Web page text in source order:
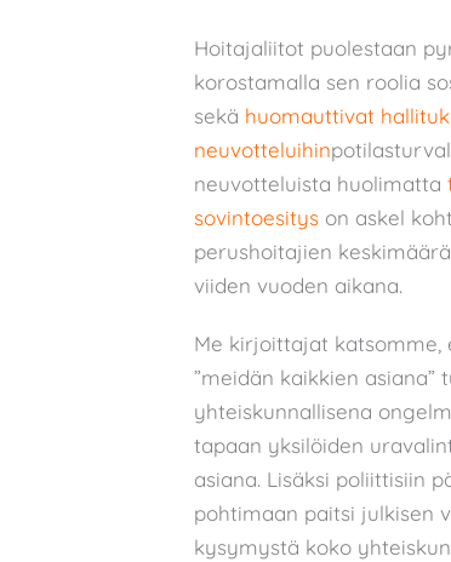
Hoitajaliitot puolestaan
korostamalla sen roolia
sekä huomauttivat
neuvotteluihin
neuvotteluista huolimatta
sovintoesitys on askel
perushoitajien
viiden vuoden aikana.
Me kirjoittajat
”meidän kaikkien
yhteiskunnallisena
tapaan yksilöiden
asiana. Lisäksi poliittisiin
pohtimaan paitsi julkisen
kysymystä koko